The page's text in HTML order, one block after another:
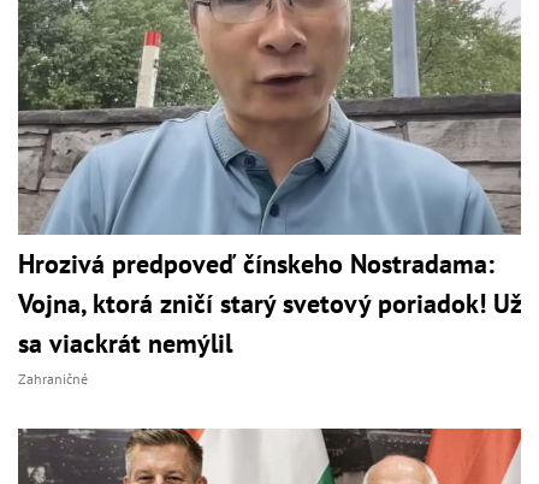
Hrozivá predpoveď čínskeho Nostradama:
Vojna, ktorá zničí starý svetový poriadok! Už
sa viackrát nemýlil
Zahraničné